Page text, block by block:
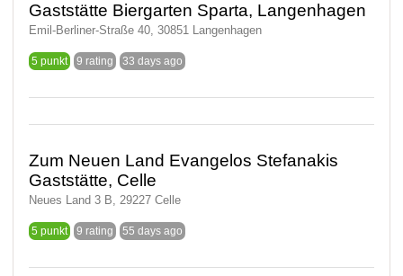
Gaststätte Biergarten Sparta, Langenhagen
Emil-Berliner-Straße 40, 30851 Langenhagen
5 punkt 9 rating 33 days ago
Zum Neuen Land Evangelos Stefanakis
Gaststätte, Celle
Neues Land 3 B, 29227 Celle
5 punkt 9 rating 55 days ago